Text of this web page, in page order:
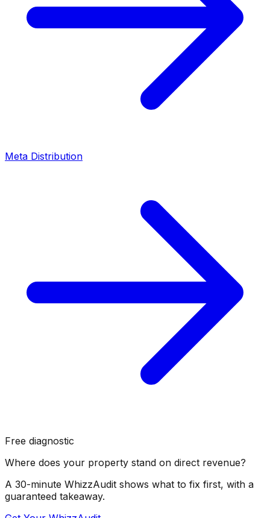
Meta Distribution
Free diagnostic
Where does your property stand on direct revenue?
A 30-minute WhizzAudit shows what to fix first, with a
guaranteed takeaway.